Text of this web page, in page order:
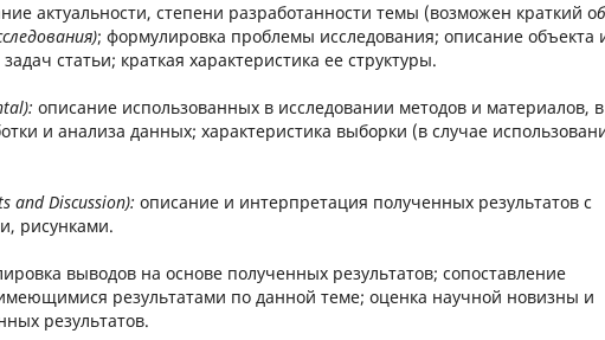
актуальности, степени разработанности темы (возможен краткий о
; формулировка проблемы исследования; описание объекта
статьи; краткая характеристика ее структуры.
описание использованных в исследовании методов и материалов, в
и анализа данных; характеристика выборки (в случае
and Discussion): описание и интерпретация полученных результатов с
рисунками.
выводов на основе полученных результатов; сопоставление
результатами по данной теме; оценка научной новизны и
результатов.